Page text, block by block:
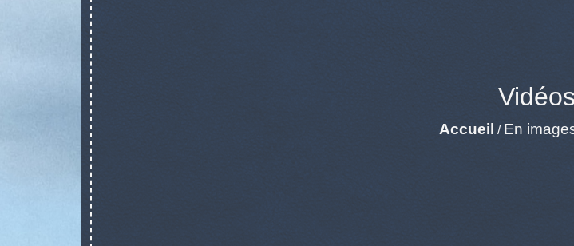
Vidéos
Accueil / En